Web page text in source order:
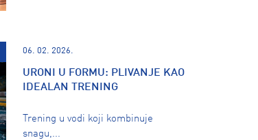
06. 02. 2026.
URONI U FORMU: PLIVANJE KAO
IDEALAN TRENING
Trening u vodi koji kombinuje
snagu,...